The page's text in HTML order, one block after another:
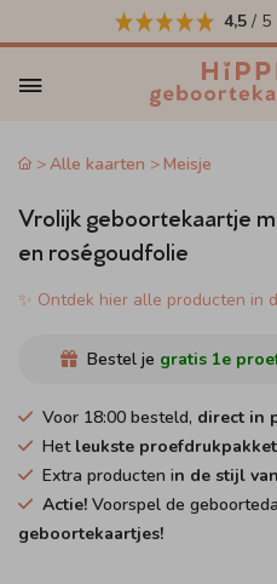
4,5 / 5
Alle kaarten Meisje
Vrolijk geboortekaartje
en roségoudfolie
✨ Ontdek hier alle producten in
Bestel je gratis 1e
Voor 18:00 besteld, direct in
Het leukste proefdrukpakket
Extra producten in de stijl
Actie! Voorspel de
geboortekaartjes!